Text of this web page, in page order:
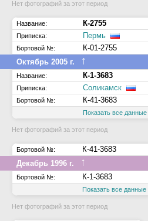
Нет фотографий за этот период
Название: К-2755
Приписка: Пермь
Бортовой №:
К-01-2755
Октябрь 2005 г.
↑
Название: К-1-3683
Приписка: Соликамск
Бортовой №: К-41-3683
Показать все данные
Нет фотографий за этот период
Бортовой №:
К-41-3683
Декабрь 1996 г.
↑
Бортовой №: К-1-3683
Показать все данные
Нет фотографий за этот период